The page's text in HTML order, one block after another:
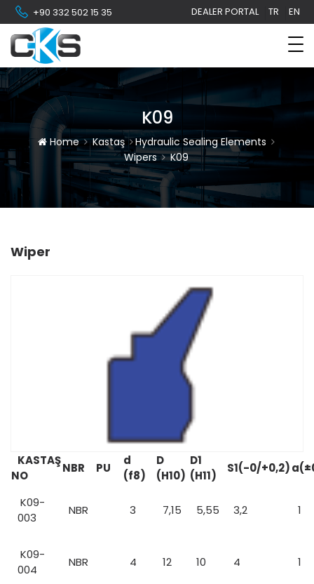
+90 332 502 15 35 DEALER PORTAL TR EN
K09
Home Kastaş
Hydraulic Sealing Elements
Wipers
K09
Wiper
KASTAŞ
NO
NBR PU
d
(f8)
D
(H10)
D1
(H11)
S1(-0/+0,2)
K09-
003
NBR 3 7,15 5,55 3,2 1
K09-
004
NBR 4 12 10 4 1